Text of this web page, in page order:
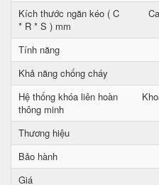
Kích thước ngăn kéo ( C
* R * S ) mm
Tính năng
Khả năng chống cháy
Hệ thống khóa liên hoàn
thông minh
Thương hiệu
Bảo hành
Giá